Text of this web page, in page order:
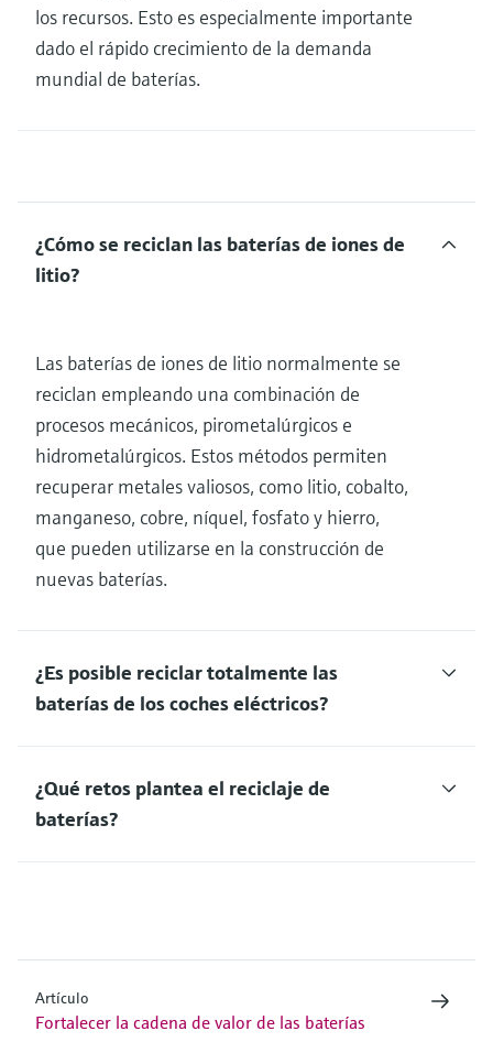
los recursos. Esto es especialmente importante
dado el rápido crecimiento de la demanda
mundial de baterías.
¿Cómo se reciclan las baterías de iones de
litio?
Las baterías de iones de litio normalmente se
reciclan empleando una combinación de
procesos mecánicos, pirometalúrgicos e
hidrometalúrgicos. Estos métodos permiten
recuperar metales valiosos, como litio, cobalto,
manganeso, cobre, níquel, fosfato y hierro,
que pueden utilizarse en la construcción de
nuevas baterías.
¿Es posible reciclar totalmente las
baterías de los coches eléctricos?
¿Qué retos plantea el reciclaje de
baterías?
Artículo
Fortalecer la cadena de valor de las baterías